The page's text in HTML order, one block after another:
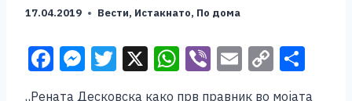
17.04.2019 Вести, Истакнато, По дома
F M T X W Vi E C
„Рената Десковска како прв правник во мојата